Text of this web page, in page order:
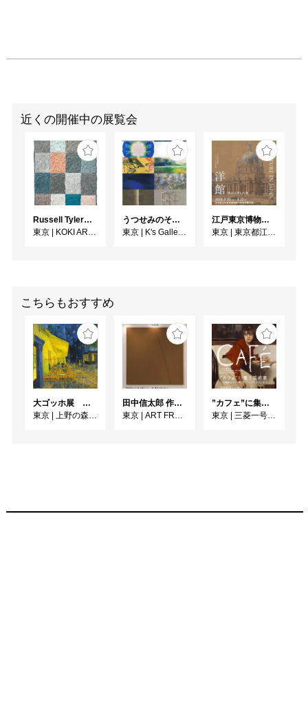
近くの開催中の展覧会
Russell Tyler From the Shore（海辺から）
東京
KOKI ARTS
うつせみのそら展
東京
K's Gallery room A
江戸東京博物館リニューアル記念特別展「洋館 明治の夢と挑戦」
東京
東京都江戸東京博物館
こちらもおすすめ
大ゴッホ展 夜のカフェテラス
東京
上野の森美術館
田中信太郎 作品展
東京
ART FRONT GALLERY
”カフェ”に集う芸術家 ー印象派からゴッホ、ロートレック、ピカソまで
東京
三菱一号館美術館